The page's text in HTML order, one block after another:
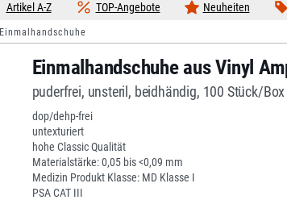
Neuheiten
TOP-Angebote
Artikel A-Z
Einmalhandschuhe
Einmalhandschuhe aus Vinyl
puderfrei, unsteril, beidhändig, 100 Stück/Box
dop/dehp-frei
untexturiert
hohe Classic Qualität
Materialstärke: 0,05 bis <0,09 mm
Medizin Produkt Klasse: MD Klasse I
PSA CAT III